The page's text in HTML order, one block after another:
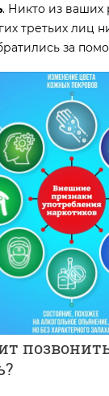
. Никто из ваших
третьих лиц
за